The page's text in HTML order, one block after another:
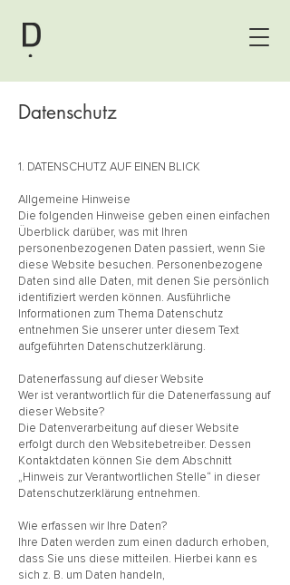
Datenschutz
1. DATENSCHUTZ AUF EINEN BLICK
Allgemeine Hinweise
Die folgenden Hinweise geben einen einfachen
Überblick darüber, was mit Ihren
personenbezogenen Daten passiert, wenn Sie
diese Website besuchen. Personenbezogene
Daten sind alle Daten, mit denen Sie persönlich
identifiziert werden können. Ausführliche
Informationen zum Thema Datenschutz
entnehmen Sie unserer unter diesem Text
aufgeführten Datenschutzerklärung.
Datenerfassung auf dieser Website
Wer ist verantwortlich für die Datenerfassung auf
dieser Website?
Die Datenverarbeitung auf dieser Website
erfolgt durch den Websitebetreiber. Dessen
Kontaktdaten können Sie dem Abschnitt
„Hinweis zur Verantwortlichen Stelle“ in dieser
Datenschutzerklärung entnehmen.
Wie erfassen wir Ihre Daten?
Ihre Daten werden zum einen dadurch erhoben,
dass Sie uns diese mitteilen. Hierbei kann es
sich z. B. um Daten handeln,